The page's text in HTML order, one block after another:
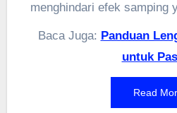
menghindari efek samping
Melalui edukasi yang
seperti yang bisa ditemukan
cepat kedaluwarsa. Yuk,
Baca Juga: Panduan
untuk
Read